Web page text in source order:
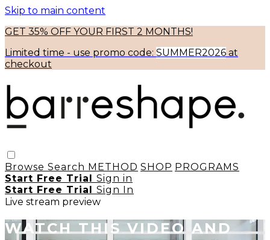
Skip to main content
GET 35% OFF YOUR FIRST 2 MONTHS!
Limited time - use promo code: SUMMER2026 at
checkout
Browse Search METHOD SHOP PROGRAMS
Start Free Trial Sign in
Start Free Trial Sign In
Live stream preview
WATCH THIS VIDEO AND